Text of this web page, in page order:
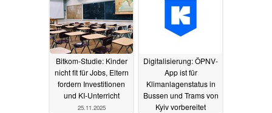
Bitkom-Studie: Kinder
nicht fit für Jobs, Eltern
fordern Investitionen
und KI-Unterricht
25.11.2025
Digitalisierung: ÖPNV-
App ist für
Klimanlagenstatus in
Bussen und Trams von
Kyiv vorbereitet